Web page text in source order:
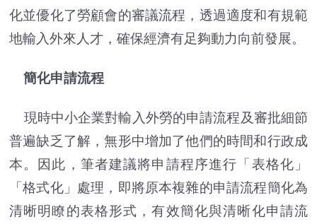
化並優化了勞顧會的審議流程，透過適度和有規範
地輸入外來人才，確保經濟有足夠動力向前發展。
簡化申請流程
現時中小企業對輸入外勞的申請流程及審批細節
普遍缺乏了解，無形中增加了他們的時間和行政成
本。因此，筆者建議將申請程序進行「表格化」
「格式化」處理，即將原本複雜的申請流程簡化為
清晰明瞭的表格形式，有效簡化與清晰化申請流